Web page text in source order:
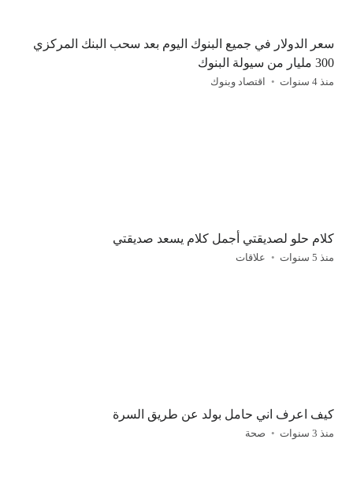
سعر الدولار في جميع البنوك اليوم بعد سحب البنك المركزي
300 مليار من سيولة البنوك
منذ 4 سنوات اقتصاد وبنوك
كلام حلو لصديقتي أجمل كلام يسعد صديقتي
منذ 5 سنوات علاقات
كيف اعرف اني حامل بولد عن طريق السرة
منذ 3 سنوات صحة